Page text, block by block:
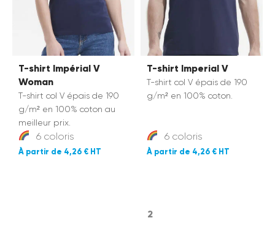
T-shirt Impérial V
Woman
T-shirt col V épais de 190
g/m² en 100% coton au
meilleur prix.
6 coloris
4,26 €
T-shirt Imperial V
T-shirt col V épais de 190
g/m² en 100% coton.
6 coloris
4,26 €
2